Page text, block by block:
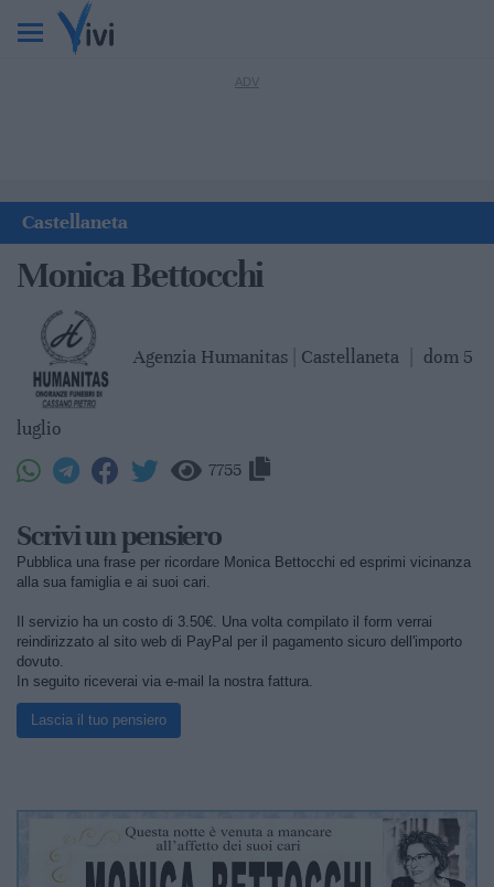
Castellaneta
Monica Bettocchi
Agenzia Humanitas | Castellaneta dom 5
luglio
7755
Scrivi un pensiero
Pubblica una frase per ricordare Monica Bettocchi ed esprimi vicinanza
alla sua famiglia e ai suoi cari.
Il servizio ha un costo di 3.50€. Una volta compilato il form verrai
reindirizzato al sito web di PayPal per il pagamento sicuro dell'importo
dovuto.
In seguito riceverai via e-mail la nostra fattura.
Lascia il tuo pensiero